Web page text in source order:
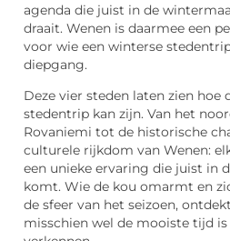
agenda die juist in de
draait. Wenen is daarmee een
voor wie een winterse
diepgang.
Deze vier steden laten zien hoe
stedentrip kan zijn. Van het
Rovaniemi tot de historische
culturele rijkdom van Wenen:
een unieke ervaring die juist in
komt. Wie de kou omarmt en
de sfeer van het seizoen,
misschien wel de mooiste tijd